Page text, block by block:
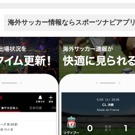
海外サッカー情報ならスポーツナビアプリ